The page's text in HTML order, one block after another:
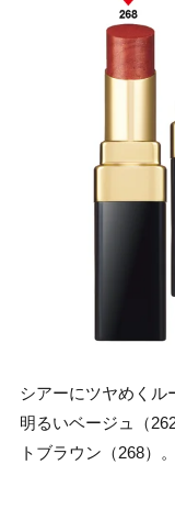
シアーにツヤめくル
明るいベージュ（
トブラウン（268）。